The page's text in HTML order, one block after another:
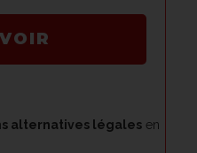
alternatives légales en